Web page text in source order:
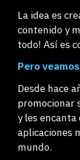
La idea es
contenido y
todo! Así es
Pero
Desde hace
promocionar
y les encanta
aplicaciones
mundo.